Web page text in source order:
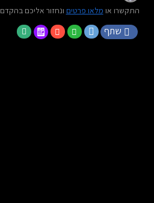
התקשרו או מלאו פרטים ונחזור אליכם בהקדם
שתף